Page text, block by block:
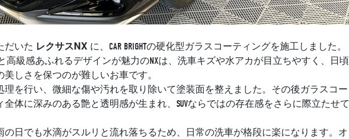
だいた レクサスNXに、CAR BRIGHTの硬化型ガラスコーティングを施工しました。
高級感あふれるデザインが魅力のNXは、洗車キズや水アカが目立ちやすく、日頃
しさを保つのが難しいお車です。
を行い、微細な傷や汚れを取り除いて塗装面を整えました。その後ガラスコー
体に深みのある艶と透明感が生まれ、SUVならではの存在感をさらに際立たせて
の日でも水滴がスルリと流れ落ちるため、日常の洗車が格段に楽になります。オ